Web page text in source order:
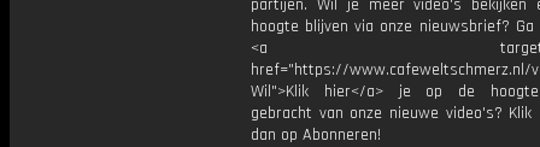
partijen. Wil je meer video's bekijken
hoogte blijven via onze nieuwsbrief? Ga
<a
href="https://www.cafeweltschmerz.nl/
Wil">Klik hier</a> je op de
gebracht van onze nieuwe video's? Klik
dan op Abonneren!